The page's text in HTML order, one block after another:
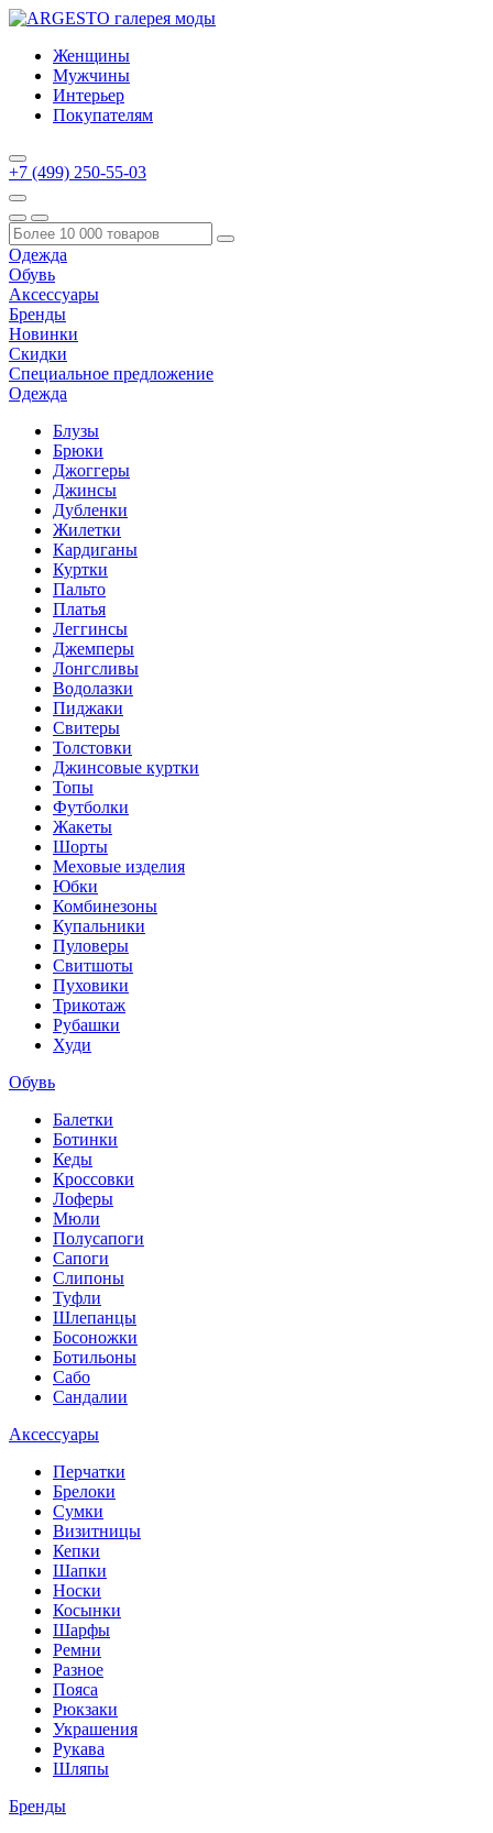
Женщины
Мужчины
Интерьер
Покупателям
+7 (499) 250-55-03
Одежда
Обувь
Аксессуары
Бренды
Новинки
Скидки
Специальное предложение
Одежда
Блузы
Брюки
Джоггеры
Джинсы
Дубленки
Жилетки
Кардиганы
Куртки
Пальто
Платья
Леггинсы
Джемперы
Лонгсливы
Водолазки
Пиджаки
Свитеры
Толстовки
Джинсовые куртки
Топы
Футболки
Жакеты
Шорты
Меховые изделия
Юбки
Комбинезоны
Купальники
Пуловеры
Свитшоты
Пуховики
Трикотаж
Рубашки
Худи
Обувь
Балетки
Ботинки
Кеды
Кроссовки
Лоферы
Мюли
Полусапоги
Сапоги
Слипоны
Туфли
Шлепанцы
Босоножки
Ботильоны
Сабо
Сандалии
Аксессуары
Перчатки
Брелоки
Сумки
Визитницы
Кепки
Шапки
Носки
Косынки
Шарфы
Ремни
Разное
Пояса
Рюкзаки
Украшения
Рукава
Шляпы
Бренды